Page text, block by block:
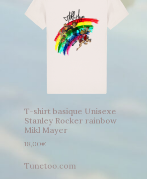
T-shirt basique Unisexe
Stanley Rocker rainbow
Mikl Mayer
18,00€
Tunetoo.com